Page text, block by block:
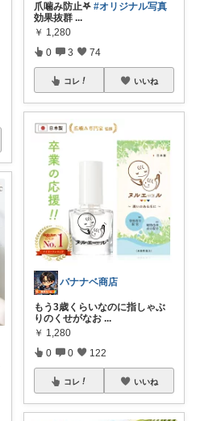
爪噛み防止𖤐 #オリジナル写真
効果抜群 ...
￥ 1,280
0 3 74
コレ いいね
バナナベ商店
もう3歳くらいなのに指しゃぶ
りのくせがなお ...
￥ 1,280
0 0 122
コレ いいね